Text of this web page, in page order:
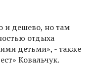
и дешево, но там
отдыха
детьми», - также
Ковальчук.